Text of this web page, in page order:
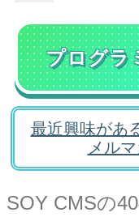
プログラ
最近興味があ
メル
SOY CMSの